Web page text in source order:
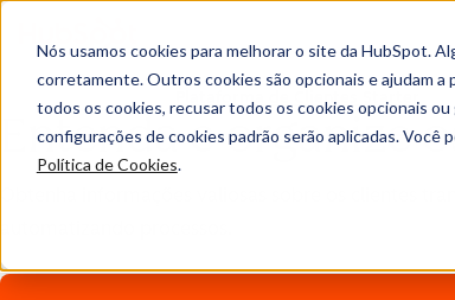
Nós usamos cookies para melhorar o site da HubSpot.
corretamente. Outros cookies são opcionais e ajudam a
todos os cookies, recusar todos os cookies opcionais
configurações de cookies padrão serão aplicadas. Você
Política de Cookies.
Plataforma de Clientes Starter
Entenda e organize
Obtenha informações valiosas sobre os clientes